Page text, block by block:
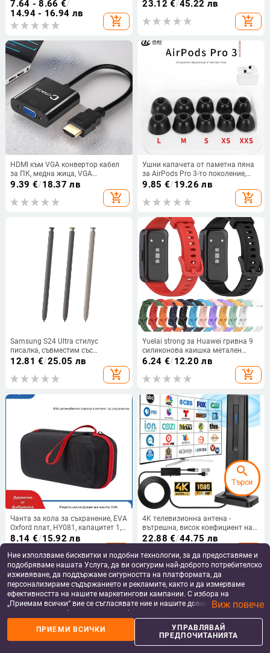
каишка, Ga110 издадена 16 мм
резервна каишка за часовник,
модел H
7.64 - 8.66 €/
14.94 - 16.94 лв
add_shopping_cart
живот на батерията и стерео
23.12 €/45.22 лв
add_shopping_cart
HDMI към VGA конвертор кабел
за ПК, медна жица, VGA
интерфейс
9.39 €/18.37 лв
add_shopping_cart
Ушни капачета от паметна пяна
за AirPods Pro 3-то поколение,
спонжени ушни тапи, инерни
9.85 €/19.26 лв
add_shopping_cart
Samsung S24 Ultra стилус
писалка, съвместим със
S24U/S928, пластмасов корпус
12.81 €/25.05 лв
add_shopping_cart
Yuelai strong за Huawei гривна 9
силиконова каишка метален
щепсел Huawei гривна 8 каишка
6.24 €/12.20 лв
add_shopping_cart
Чанта за кола за съхранение, EVA
Oxford плат, HY081, капацитет 1,5
кг, шевна изработка, налична
персонализация
8.14 €/15.92 лв
add_shopping_cart
4K телевизионна антена -
вътрешна, висок коефициент на
усилване, DVB-T/ATSC/ISDB-T,
обхват до 120 мили
22.88 €/44.75 лв
add_shopping_cart
Ние използваме бисквитки и подобни технологии, за да предоставяме и
подобряваме нашата Услуга, да ви осигурим най-доброто потребителско
изживяване, да поддържаме сигурността на платформата, да
персонализираме съдържанието и рекламите, както и да измерваме
ефективността на нашите маркетингови кампании. С избора на
„Приемам всички“ вие се съгласявате ние и нашите доверени партньори
да съхраняваме бисквитки и подобни технологии на вашето устройство
за рекламни и аналитични цели. Можете по всяко време да управлявате
своите предпочитания, като натиснете „Управлявай предпочитанията“.
За повече информация, моля, вижте нашата
Виж повече
ПРИЕМИ ВСИЧКИ
УПРАВЛЯВАЙ
ПРЕДПОЧИТАНИЯТА
search
Търси